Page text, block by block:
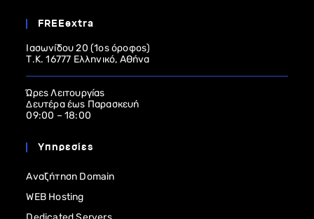
FREEextra
Ιασωνίδου 20 (1ος όροφος)
Τ.Κ. 16777 Ελληνικό, Αθήνα
Ώρες Λειτουργίας
Δευτέρα έως Παρασκευή
09:00 – 18:00
Υπηρεσίες
Αναζήτηση Domain
WEB Hosting